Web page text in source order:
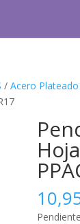
/ Acero Plateado